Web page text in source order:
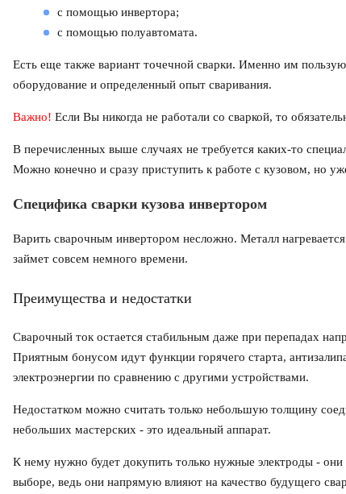
с помощью инвертора;
с помощью полуавтомата.
Есть еще также вариант точечной сварки. Именно им
оборудование и определенный опыт сваривания.
Важно! Если Вы никогда не работали со сваркой, то
В перечисленных выше случаях не требуется каких-то
Можно конечно и сразу приступить к работе с кузовом, но
Специфика сварки кузова инвертором
Варить сварочным инвертором несложно. Металл
займет совсем немного времени.
Преимущества и недостатки
Сварочный ток остается стабильным даже при перепадах
Приятным бонусом идут функции горячего старта,
электроэнергии по сравнению с другими устройствами.
Недостатком можно считать только небольшую толщину
небольших мастерских - это идеальный аппарат.
К нему нужно будет докупить только нужные электроды -
выборе, ведь они напрямую влияют на качество будущего